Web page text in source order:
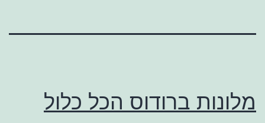
מלונות ברודוס הכל כלול